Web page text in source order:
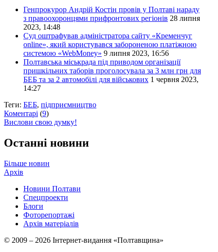
Генпрокурор Андрій Костін провів у Полтаві нараду
з правоохоронцями прифронтових регіонів 28 липня
2023, 14:48
Суд оштрафував адміністратора сайту «Кременчуг
online», який користувався забороненою платіжною
системою «WebMoney» 9 липня 2023, 16:56
Полтавська міськрада під приводом організації
пришкільних таборів проголосувала за 3 млн грн для
БЕБ та за 2 автомобілі для військових 1 червня 2023,
14:27
Теги: БЕБ, підприємництво
Коментарі (9)
Вислови свою думку!
Останні новини
Більше новин
Архів
Новини Полтави
Спецпроекти
Блоги
Фоторепортажі
Архів матеріалів
© 2009 – 2026 Інтернет-видання «Полтавщина»